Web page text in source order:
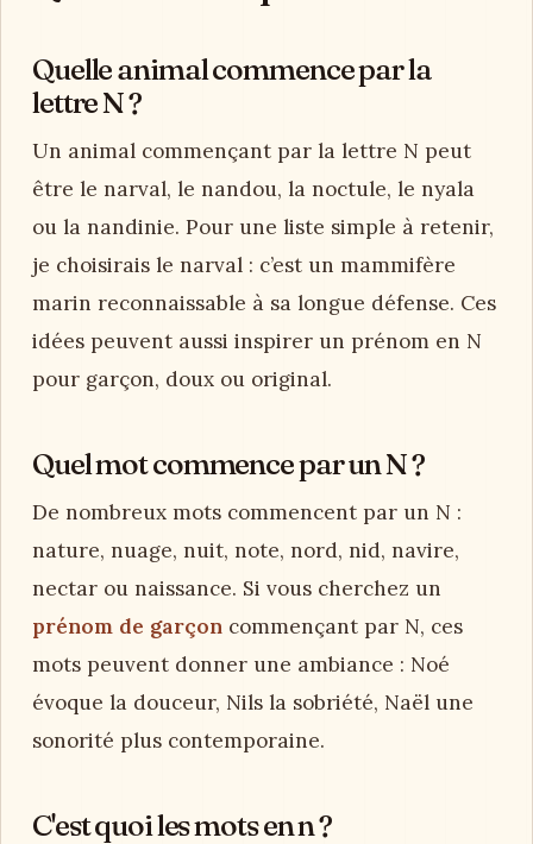
Quelle animal commence par la
lettre N ?
Un animal commençant par la lettre N peut
être le narval, le nandou, la noctule, le nyala
ou la nandinie. Pour une liste simple à retenir,
je choisirais le narval : c’est un mammifère
marin reconnaissable à sa longue défense. Ces
idées peuvent aussi inspirer un prénom en N
pour garçon, doux ou original.
Quel mot commence par un N ?
De nombreux mots commencent par un N :
nature, nuage, nuit, note, nord, nid, navire,
nectar ou naissance. Si vous cherchez un
prénom de garçon commençant par N, ces
mots peuvent donner une ambiance : Noé
évoque la douceur, Nils la sobriété, Naël une
sonorité plus contemporaine.
C'est quoi les mots en n ?